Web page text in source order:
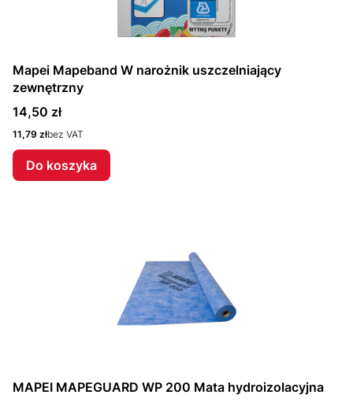
Mapei Mapeband W narożnik uszczelniający
zewnętrzny
Cena
14,50 zł
Cena
11,79 złbez VAT
Do koszyka
MAPEI MAPEGUARD WP 200 Mata hydroizolacyjna